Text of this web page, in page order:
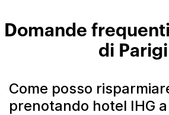
Domande
di Parigi
Come posso
prenotando hotel IHG